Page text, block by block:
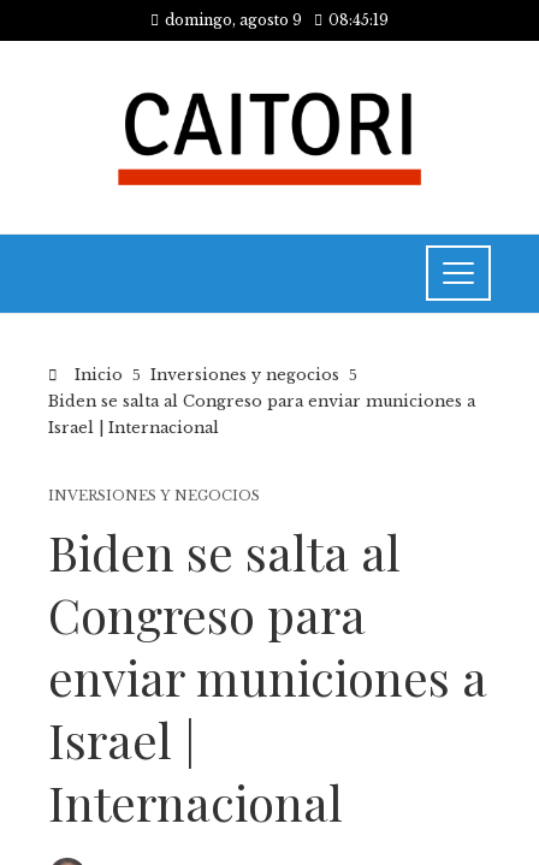
domingo, agosto 9 08:45:19
Inicio
Inversiones y negocios
Biden se salta al Congreso para enviar municiones a
Israel | Internacional
INVERSIONES Y NEGOCIOS
Biden se salta al
Congreso para
enviar municiones a
Israel |
Internacional